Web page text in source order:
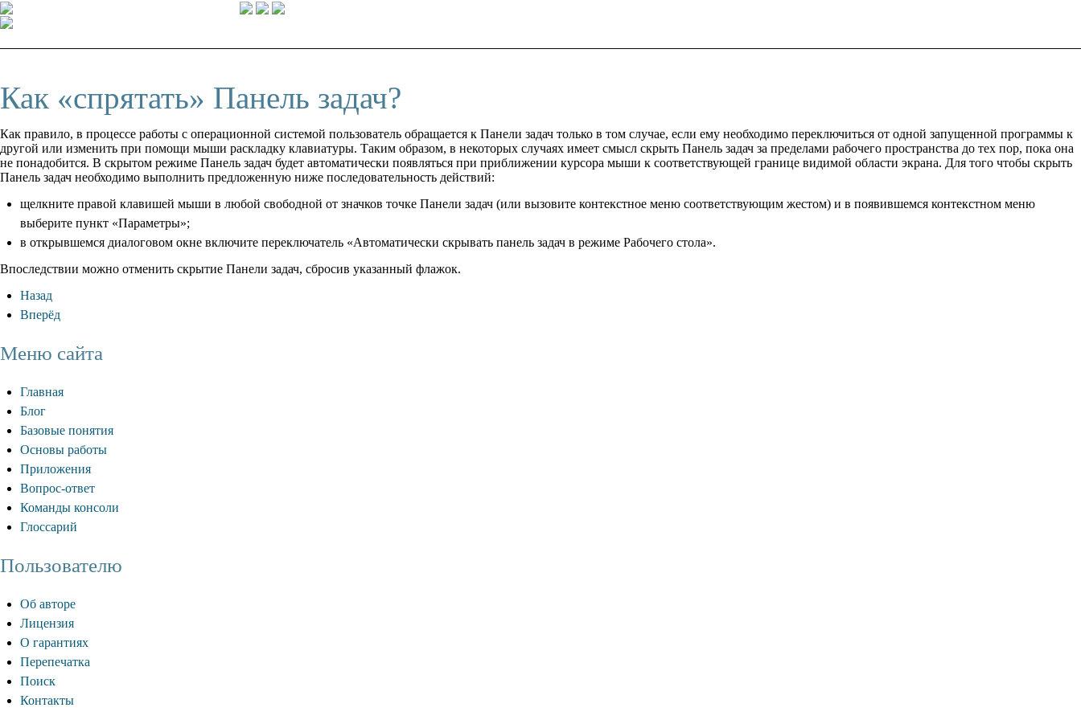
Как «спрятать» Панель задач?
Как правило, в процессе работы с операционной системой пользователь обращается к Панели задач только в том случае, если ему необходимо переключиться от одной запущенной программы к
другой или изменить при помощи мыши раскладку клавиатуры. Таким образом, в некоторых случаях имеет смысл скрыть Панель задач за пределами рабочего пространства до тех пор, пока она
не понадобится. В скрытом режиме Панель задач будет автоматически появляться при приближении курсора мыши к соответствующей границе видимой области экрана. Для того чтобы скрыть
Панель задач необходимо выполнить предложенную ниже последовательность действий:
щелкните правой клавишей мыши в любой свободной от значков точке Панели задач (или вызовите контекстное меню соответствующим жестом) и в появившемся контекстном меню
выберите пункт «Параметры»;
в открывшемся диалоговом окне включите переключатель «Автоматически скрывать панель задач в режиме Рабочего стола».
Впоследствии можно отменить скрытие Панели задач, сбросив указанный флажок.
Назад
Вперёд
Меню сайта
Главная
Блог
Базовые понятия
Основы работы
Приложения
Вопрос-ответ
Команды консоли
Глоссарий
Пользователю
Об авторе
Лицензия
О гарантиях
Перепечатка
Поиск
Контакты